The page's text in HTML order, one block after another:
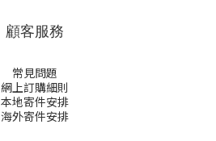
顧客服務
常見問題
網上訂購細則
本地寄件安排
海外寄件安排